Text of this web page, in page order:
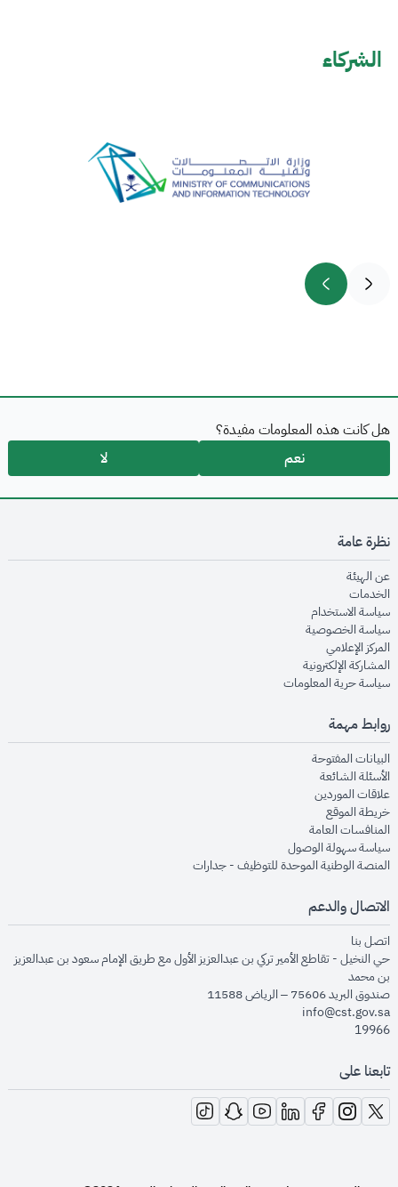
الشركاء
هل كانت هذه المعلومات مفيدة؟
نعم
لا
نظرة عامة
عن الهيئةopens in new window
الخدماتopens in new window
سياسة الاستخدام
سياسة الخصوصيةopens in new window
المركز الإعلاميopens in new window
المشاركة الإلكترونيةopens in new window
سياسة حرية المعلوماتopens in new window
روابط مهمة
البيانات المفتوحةopens in new window
الأسئلة الشائعةopens in new window
علاقات الموردينopens in new window
خريطة الموقعopens in new window
المنافسات العامةopens in new window
سياسة سهولة الوصولopens in new window
المنصة الوطنية الموحدة للتوظيف - جداراتopens in new window
الاتصال والدعم
اتصل بنا
حي النخيل - تقاطع الأمير تركي بن عبدالعزيز الأول مع طريق الإمام سعود بن عبدالعزيز
بن محمد
صندوق البريد 75606 – الرياض 11588
info@cst.gov.sa
19966
تابعنا على
opens in new window
opens in new window
opens in new window
opens in new window
opens in new window
opens in new window
opens in new window